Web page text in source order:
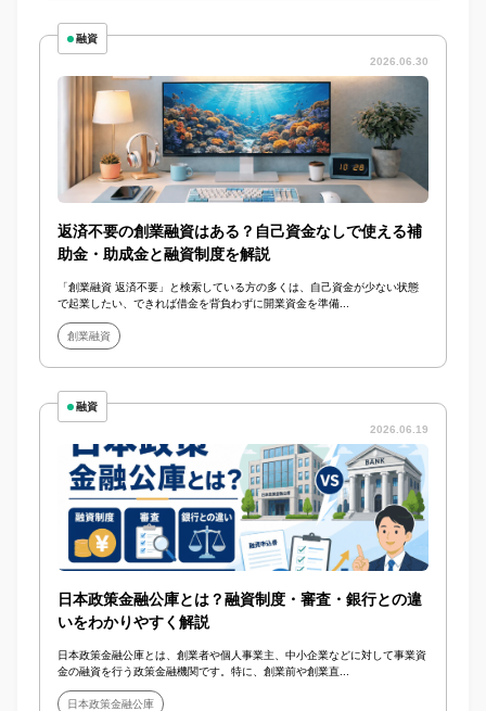
融資
2026.06.30
返済不要の創業融資はある？自己資金なしで使える補
助金・助成金と融資制度を解説
「創業融資 返済不要」と検索している方の多くは、自己資金が少ない状態
で起業したい、できれば借金を背負わずに開業資金を準備...
創業融資
融資
2026.06.19
日本政策金融公庫とは？融資制度・審査・銀行との違
いをわかりやすく解説
日本政策金融公庫とは、創業者や個人事業主、中小企業などに対して事業資
金の融資を行う政策金融機関です。特に、創業前や創業直...
日本政策金融公庫